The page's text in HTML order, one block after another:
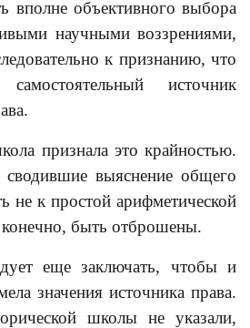
вполне объективного выбора
научными воззрениями,
к признанию, что
источник
признала это крайностью.
выяснение общего
не к простой арифметической
быть отброшены.
еще заключать, чтобы и
значения источника права.
школы не указали,